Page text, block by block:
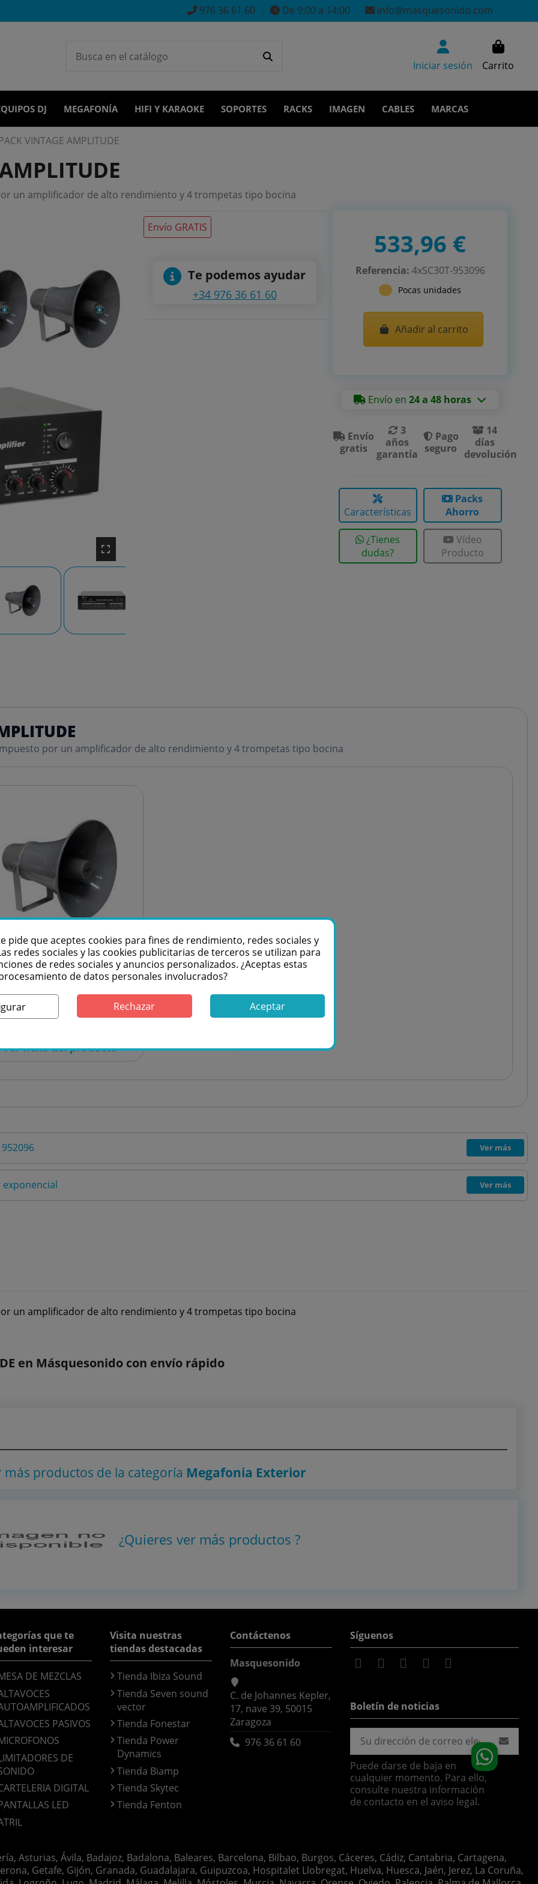
976 36 61 60 De 9:00 a 14:00 info@masquesonido.com
Iniciar sesión Carrito
DJ MEGAFONÍA HIFI Y KARAOKE SOPORTES RACKS IMAGEN CABLES MARCAS
VINTAGE AMPLITUDE
un amplificador de alto rendimiento y 4 trompetas tipo bocina
Envío GRATIS
Te podemos ayudar
+34 976 36 61 60
533,96 €
Referencia: 4xSC30T-953096
Pocas unidades
Añadir al carrito
Envío en24 a 48 horas
Envío
gratis
3
años
garantía
Pago
seguro
14
días
devolución
Características
Packs
Ahorro
¿Tienes
dudas?
Vídeo
Producto
por un amplificador de alto rendimiento y 4 trompetas tipo bocina
4x
Pro SC 30 T ALC
de sonido
exponencial
Ver ficha del producto
Ver más
exponencial Ver más
un amplificador de alto rendimiento y 4 trompetas tipo bocina
en Másquesonido con envío rápido
más productos de la categoría Megafonia Exterior
¿Quieres ver más productos ?
que te
interesar
DE MEZCLAS
PASIVOS
DE
DIGITAL
LED
Visita nuestras
tiendas destacadas
Tienda Ibiza Sound
Tienda Seven sound
vector
Tienda Fonestar
Tienda Power
Dynamics
Tienda Biamp
Tienda Skytec
Tienda Fenton
Contáctenos
Masquesonido
C. de Johannes Kepler,
17, nave 39, 50015
Zaragoza
976 36 61 60
Síguenos
Boletín de noticias
Puede darse de baja en
cualquier momento. Para ello,
consulte nuestra información
de contacto en el aviso legal.
Asturias, Ávila, Badajoz, Badalona, Baleares, Barcelona, Bilbao, Burgos, Cáceres, Cádiz, Cantabria, Cartagena,
Getafe, Gijón, Granada, Guadalajara, Guipuzcoa, Hospitalet Llobregat, Huelva, Huesca, Jaén, Jerez, La Coruña,
pide que aceptes cookies para fines de rendimiento, redes sociales y
redes sociales y las cookies publicitarias de terceros se utilizan para
de redes sociales y anuncios personalizados. ¿Aceptas estas
de datos personales involucrados?
Rechazar Aceptar